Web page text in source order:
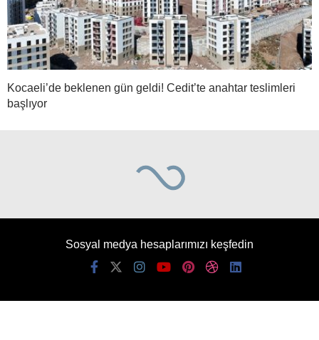
Kocaeli’de beklenen gün geldi! Cedit’te anahtar teslimleri
başlıyor
Sosyal medya hesaplarımızı keşfedin